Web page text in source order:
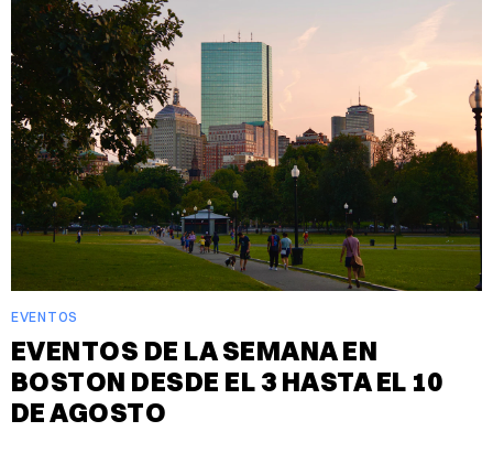
EVENTOS
EVENTOS DE LA SEMANA EN
BOSTON DESDE EL 3 HASTA EL 10
DE AGOSTO